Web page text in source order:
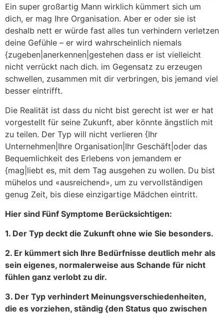
Ein super großartig Mann wirklich kümmert sich um
dich, er mag Ihre Organisation. Aber er oder sie ist
deshalb nett er würde fast alles tun verhindern verletzen
deine Gefühle – er wird wahrscheinlich niemals
{zugeben|anerkennen|gestehen dass er ist vielleicht
nicht verrückt nach dich. im Gegensatz zu erzeugen
schwellen, zusammen mit dir verbringen, bis jemand viel
besser eintrifft.
Die Realität ist dass du nicht bist gerecht ist wer er hat
vorgestellt für seine Zukunft, aber könnte ängstlich mit
zu teilen. Der Typ will nicht verlieren {Ihr
Unternehmen|Ihre Organisation|Ihr Geschäft|oder das
Bequemlichkeit des Erlebens von jemandem er
{mag|liebt es, mit dem Tag ausgehen zu wollen. Du bist
mühelos und «ausreichend», um zu vervollständigen
genug Zeit, bis diese einzigartige Mädchen eintritt.
Hier sind Fünf Symptome Berücksichtigen:
1. Der Typ deckt die Zukunft ohne wie Sie besonders.
2. Er kümmert sich Ihre Bedürfnisse deutlich mehr als
sein eigenes, normalerweise aus Schande für nicht
fühlen ganz verlobt zu dir.
3. Der Typ verhindert Meinungsverschiedenheiten,
die es vorziehen, ständig {den Status quo zwischen